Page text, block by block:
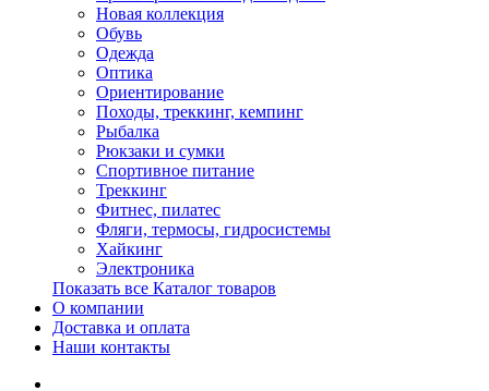
Новая коллекция
Обувь
Одежда
Оптика
Ориентирование
Походы, треккинг, кемпинг
Рыбалка
Рюкзаки и сумки
Спортивное питание
Треккинг
Фитнес, пилатес
Фляги, термосы, гидросистемы
Хайкинг
Электроника
Показать все Каталог товаров
О компании
Доставка и оплата
Наши контакты